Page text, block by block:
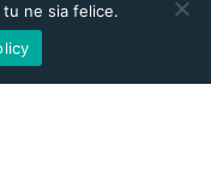
ne sia felice.